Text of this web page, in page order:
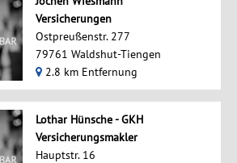
Versicherungen
Ostpreußenstr. 277
79761 Waldshut-Tiengen
2.8 km Entfernung
Lothar Hünsche - GKH
Versicherungsmakler
Hauptstr. 16